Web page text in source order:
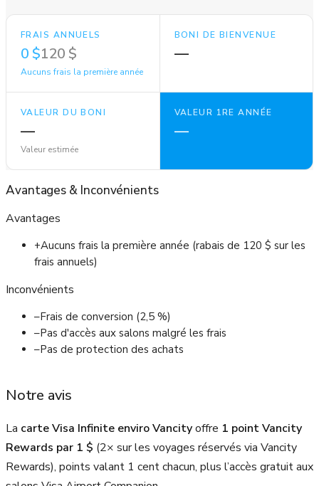
FRAIS ANNUELS
0 $120 $
Aucuns frais la première année
BONI DE BIENVENUE
—
VALEUR DU BONI
—
Valeur estimée
VALEUR 1RE ANNÉE
—
Avantages & Inconvénients
Avantages
+Aucuns frais la première année (rabais de 120 $ sur les
frais annuels)
Inconvénients
–Frais de conversion (2,5 %)
–Pas d'accès aux salons malgré les frais
–Pas de protection des achats
Notre avis
La carte Visa Infinite enviro Vancityoffre 1 point Vancity
Rewards par 1 $ (2× sur les voyages réservés via Vancity
Rewards), points valant 1 cent chacun, plus l’accès gratuit aux